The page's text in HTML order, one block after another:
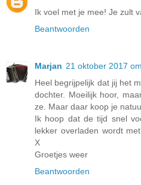
Ik voel met je mee! Je zult
Beantwoorden
Marjan 21 oktober 2017
Heel begrijpelijk dat jij het
dochter. Moeilijk hoor,
ze. Maar daar koop je
Ik hoop dat de tijd snel
lekker overladen wordt
X
Groetjes weer
Beantwoorden